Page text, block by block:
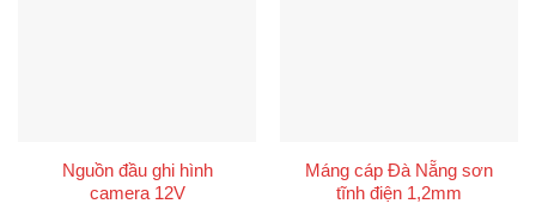
Nguồn đầu ghi hình
camera 12V
Máng cáp Đà Nẵng sơn
tĩnh điện 1,2mm